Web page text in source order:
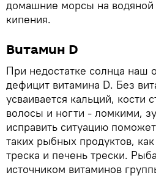
домашние морсы на водяной
кипения.
Витамин D
При недостатке солнца наш
дефицит витамина D. Без
усваивается кальций, кости
волосы и ногти - ломкими,
исправить ситуацию
таких рыбных продуктов,
треска и печень трески.
источником витаминов